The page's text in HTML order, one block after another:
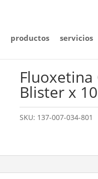
productos servicios
Blister x
SKU: 137-007-034-801